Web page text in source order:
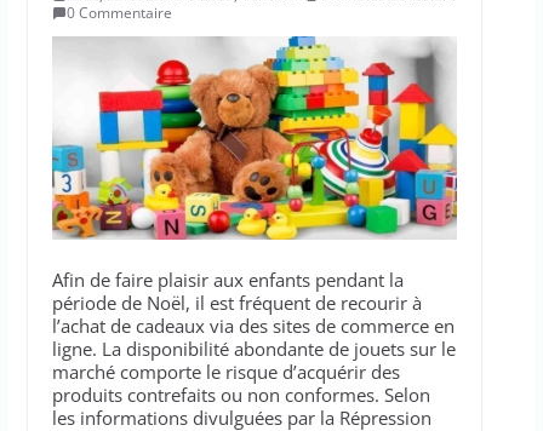
0 Commentaire
Afin de faire plaisir aux enfants pendant la
période de Noël, il est fréquent de recourir à
l’achat de cadeaux via des sites de commerce en
ligne. La disponibilité abondante de jouets sur le
marché comporte le risque d’acquérir des
produits contrefaits ou non conformes. Selon
les informations divulguées par la Répression